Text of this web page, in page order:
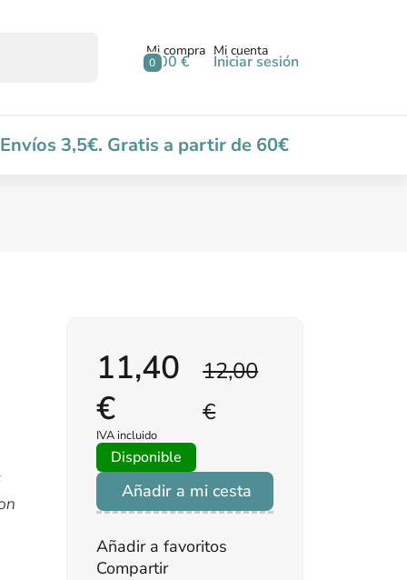
0
Mi compra
0,00 €
Mi cuenta
Iniciar sesión
Envíos 3,5€. Gratis a partir de 60€
12,00
€
11,40
€
IVA incluido
Disponible
Añadir a mi cesta
Añadir a favoritos
Compartir